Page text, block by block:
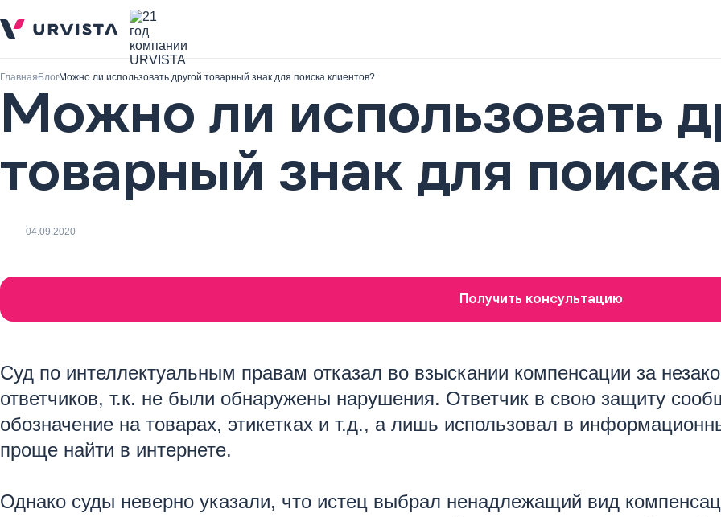
ГлавнаяБлогМожно ли использовать другой товарный знак для поиска клиентов?
Можно ли использовать
товарный знак для
04.09.2020
Получить консультацию
Суд по интеллектуальным правам отказал во взыскании компенсации за
ответчиков, т.к. не были обнаружены нарушения. Ответчик в свою защиту
обозначение на товарах, этикетках и т.д., а лишь использовал в
проще найти в интернете.
Однако суды неверно указали, что истец выбрал ненадлежащий вид